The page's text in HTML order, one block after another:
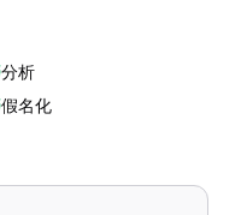
分析
假名化